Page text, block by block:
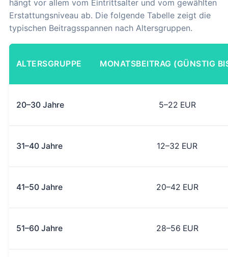
hängt vor allem vom Eintrittsalter und vom gewählten
Erstattungsniveau ab. Die folgende Tabelle zeigt die
typischen Beitragsspannen nach Altersgruppen.
ALTERSGRUPPE MONATSBEITRAG (GÜNSTIG
20–30 Jahre 5–22 EUR
31–40 Jahre 12–32 EUR
41–50 Jahre 20–42 EUR
51–60 Jahre 28–56 EUR